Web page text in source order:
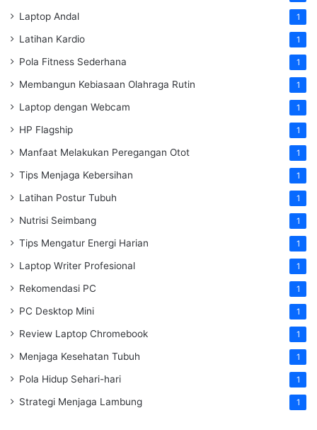
Laptop Andal 1
Latihan Kardio 1
Pola Fitness Sederhana 1
Membangun Kebiasaan Olahraga Rutin 1
Laptop dengan Webcam 1
HP Flagship 1
Manfaat Melakukan Peregangan Otot 1
Tips Menjaga Kebersihan 1
Latihan Postur Tubuh 1
Nutrisi Seimbang 1
Tips Mengatur Energi Harian 1
Laptop Writer Profesional 1
Rekomendasi PC 1
PC Desktop Mini 1
Review Laptop Chromebook 1
Menjaga Kesehatan Tubuh 1
Pola Hidup Sehari-hari 1
Strategi Menjaga Lambung 1